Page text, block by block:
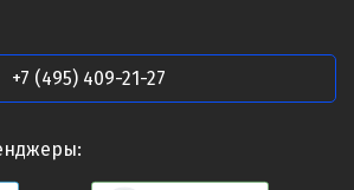
+7 (495) 409-21-27